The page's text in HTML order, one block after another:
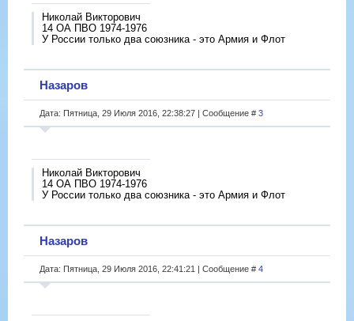
Николай Викторович
14 ОА ПВО 1974-1976
У России только два союзника - это Армия и Флот
Назаров
Дата: Пятница, 29 Июля 2016, 22:38:27 | Сообщение # 3
Николай Викторович
14 ОА ПВО 1974-1976
У России только два союзника - это Армия и Флот
Назаров
Дата: Пятница, 29 Июля 2016, 22:41:21 | Сообщение # 4